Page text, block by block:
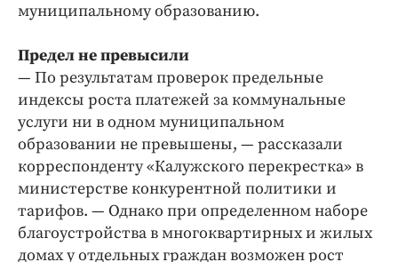
Интересное чтиво
Бренд года
Работодатель года
муниципальному образованию.
Предел не превысили
— По результатам проверок предельные
индексы роста платежей за коммунальные
услуги ни в одном муниципальном
образовании не превышены, — рассказали
корреспонденту «Калужского перекрестка» в
министерстве конкурентной политики и
тарифов. — Однако при определенном наборе
благоустройства в многоквартирных и жилых
домах у отдельных граждан возможен рост